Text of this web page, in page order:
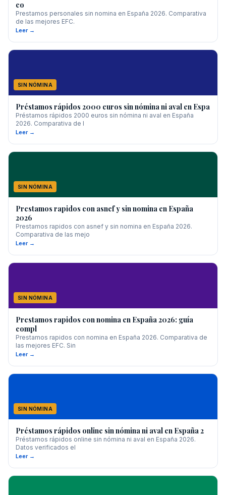
co
Prestamos personales sin nomina en España 2026. Comparativa
de las mejores EFC.
Leer →
SIN NÓMINA
Préstamos rápidos 2000 euros sin nómina ni aval en Espa
Préstamos rápidos 2000 euros sin nómina ni aval en España
2026. Comparativa de l
Leer →
SIN NÓMINA
Prestamos rapidos con asnef y sin nomina en España
2026
Prestamos rapidos con asnef y sin nomina en España 2026.
Comparativa de las mejo
Leer →
SIN NÓMINA
Prestamos rapidos con nomina en España 2026: guía
compl
Prestamos rapidos con nomina en España 2026. Comparativa de
las mejores EFC. Sin
Leer →
SIN NÓMINA
Préstamos rápidos online sin nómina ni aval en España 2
Préstamos rápidos online sin nómina ni aval en España 2026.
Datos verificados el
Leer →